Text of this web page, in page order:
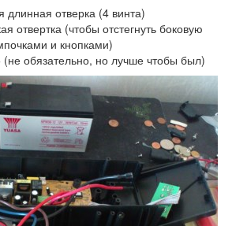
длинная отверка (4 винта)
отвертка (чтобы отстегнуть боковую
и кнопками)
(не обязательно, но лучше чтобы был)